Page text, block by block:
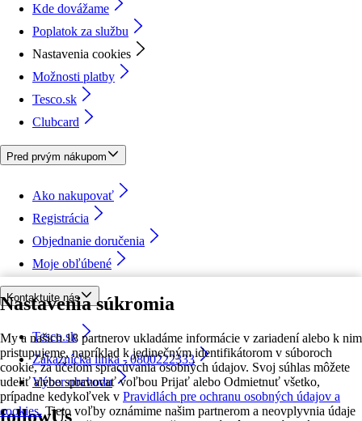
Nastavenia súkromia
My a našich 18 partnerov ukladáme informácie v zariadení alebo k nim
pristupujeme, napríklad k jedinečným identifikátorom v súboroch
cookie, za účelom spracúvania osobných údajov. Svoj súhlas môžete
udeliť alebo spravovať voľbou Prijať alebo Odmietnuť všetko,
prípadne kedykoľvek v Pravidlách pre ochranu osobných údajov a
cookies. Tieto voľby oznámime našim partnerom a neovplyvnia údaje
Kde dovážame
Poplatok za službu
Nastavenia cookies
Možnosti platby
Tesco.sk
Clubcard
Pred prvým nákupom
Ako nakupovať
Registrácia
Objednanie doručenia
Moje obľúbené
Kontaktujte nás
Tesco.sk
Zákaznícka linka - 0800222333
Výber obchodu
followUs